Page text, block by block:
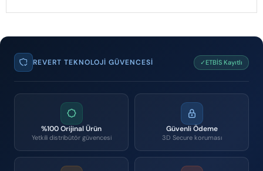
REVERT TEKNOLOJI GÜVENCESI ✓ETBİS Kayıtlı
%100 Orijinal Ürün
Yetkili distribütör güvencesi
Güvenli Ödeme
3D Secure koruması